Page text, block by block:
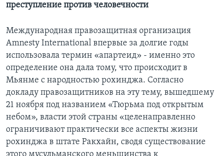
преступление против человечности
Международная правозащитная организация
Amnesty International впервые за долгие годы
использовала термин «апартеид» - именно это
определение она дала тому, что происходит в
Мьянме с народностью рохинджа. Согласно
докладу правозащитников на эту тему, вышедшему
21 ноября под названием «Тюрьма под открытым
небом», власти этой страны «целенаправленно
ограничивают практически все аспекты жизни
рохинджа в штате Ракхайн, сводя существование